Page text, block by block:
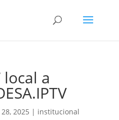
local a
28, 2025 | institucional